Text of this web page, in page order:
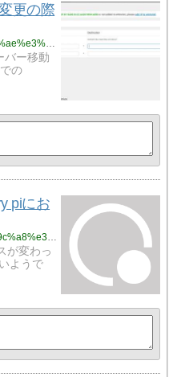
更の際
バー移動
の
piにお
が変わっ
ようで